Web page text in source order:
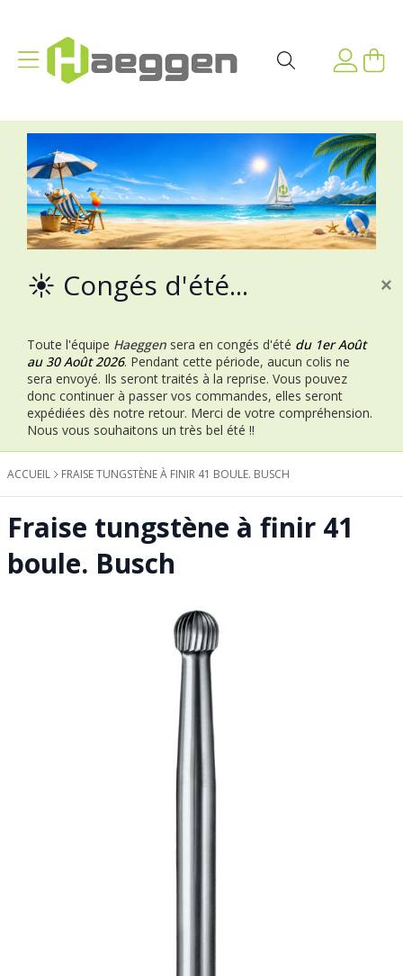
Affichage navigation Mon
☀️ Congés d'été...
Toute l'équipe Haeggen sera en congés d'été du 1er Août
au 30 Août 2026. Pendant cette période, aucun colis ne
sera envoyé. Ils seront traités à la reprise. Vous pouvez
donc continuer à passer vos commandes, elles seront
expédiées dès notre retour. Merci de votre compréhension.
Nous vous souhaitons un très bel été !!
×
ACCUEIL FRAISE TUNGSTÈNE À FINIR 41 BOULE. BUSCH
Fraise tungstène à finir 41
boule. Busch